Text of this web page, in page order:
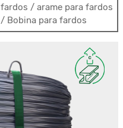
fardos / arame para fardos
/ Bobina para fardos